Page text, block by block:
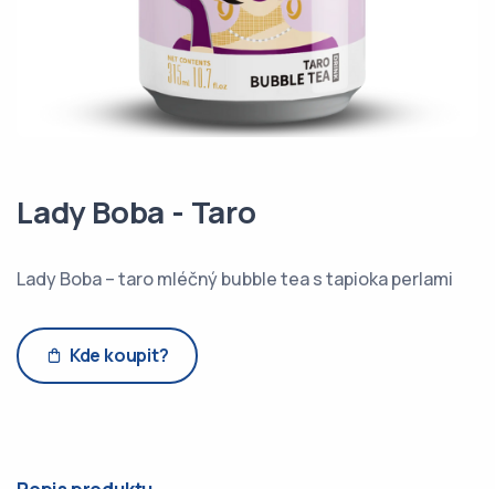
Lady Boba - Taro
Lady Boba – taro mléčný bubble tea s tapioka perlami
Kde koupit?